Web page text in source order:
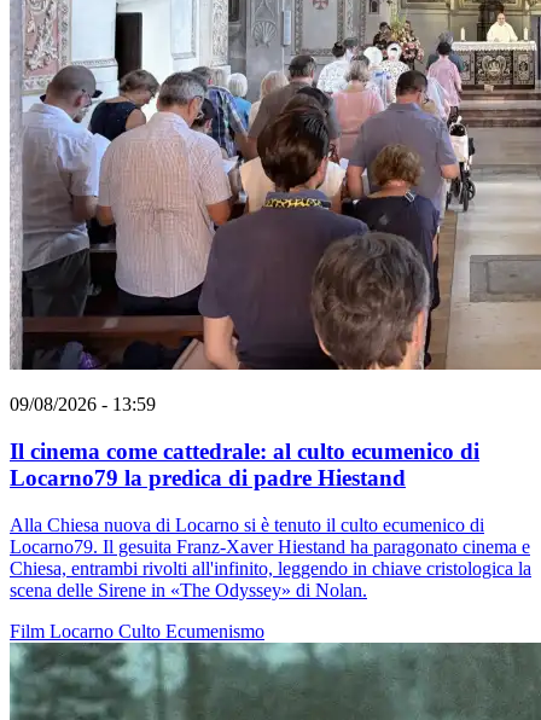
09/08/2026 - 13:59
Il cinema come cattedrale: al culto ecumenico di
Locarno79 la predica di padre Hiestand
Alla Chiesa nuova di Locarno si è tenuto il culto ecumenico di
Locarno79. Il gesuita Franz-Xaver Hiestand ha paragonato cinema e
Chiesa, entrambi rivolti all'infinito, leggendo in chiave cristologica la
scena delle Sirene in «The Odyssey» di Nolan.
Film Locarno Culto Ecumenismo